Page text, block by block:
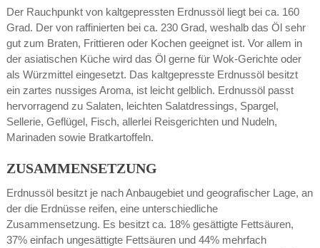
Der Rauchpunkt von kaltgepressten Erdnussöl liegt bei ca. 160
Grad. Der von raffinierten bei ca. 230 Grad, weshalb das Öl sehr
gut zum Braten, Frittieren oder Kochen geeignet ist. Vor allem in
der asiatischen Küche wird das Öl gerne für Wok-Gerichte oder
als Würzmittel eingesetzt. Das kaltgepresste Erdnussöl besitzt
ein zartes nussiges Aroma, ist leicht gelblich. Erdnussöl passt
hervorragend zu Salaten, leichten Salatdressings, Spargel,
Sellerie, Geflügel, Fisch, allerlei Reisgerichten und Nudeln,
Marinaden sowie Bratkartoffeln.
ZUSAMMENSETZUNG
Erdnussöl besitzt je nach Anbaugebiet und geografischer Lage, an
der die Erdnüsse reifen, eine unterschiedliche
Zusammensetzung. Es besitzt ca. 18% gesättigte Fettsäuren,
37% einfach ungesättigte Fettsäuren und 44% mehrfach